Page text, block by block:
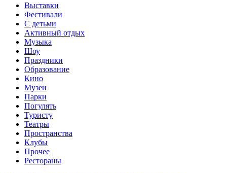
Выставки
Фестивали
С детьми
Активный отдых
Музыка
Шоу
Праздники
Образование
Кино
Музеи
Парки
Погулять
Туристу
Театры
Пространства
Клубы
Прочее
Рестораны